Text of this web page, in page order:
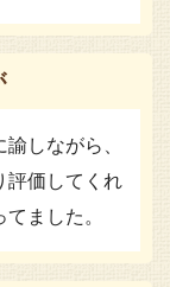
しながら、
評価してくれ
ました。